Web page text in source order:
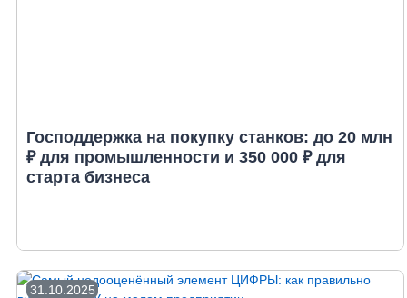
Господдержка на покупку станков: до 20 млн
₽ для промышленности и 350 000 ₽ для
старта бизнеса
31.10.2025